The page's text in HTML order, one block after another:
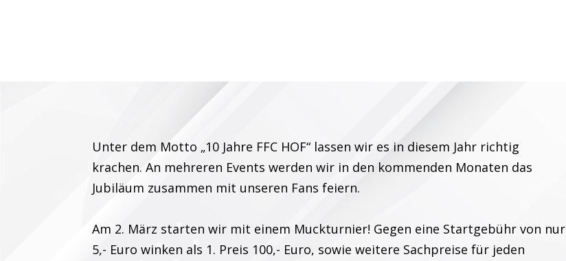
Unter dem Motto „10 Jahre FFC HOF“ lassen wir es in diesem Jahr richtig
krachen. An mehreren Events werden wir in den kommenden Monaten das
Jubiläum zusammen mit unseren Fans feiern.
Am 2. März starten wir mit einem Muckturnier! Gegen eine Startgebühr von nur
5,- Euro winken als 1. Preis 100,- Euro, sowie weitere Sachpreise für jeden